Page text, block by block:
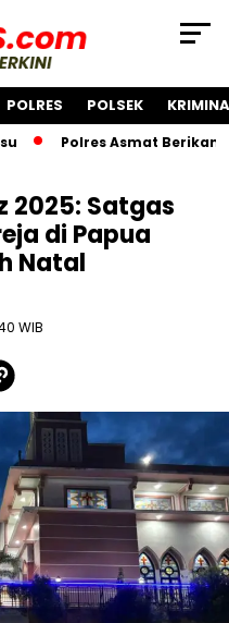
POLRES POLSEK
Asmat Berikan Bantuan
2025: Satgas
di Papua
Natal
WIB